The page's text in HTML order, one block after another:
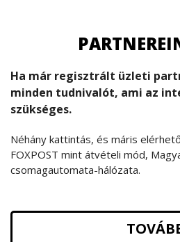
Ha már regisztrált üzleti
minden tudnivalót, ami az
szükséges.
Néhány kattintás, és máris
FOXPOST mint átvételi mód,
csomagautomata-hálózata.